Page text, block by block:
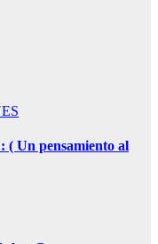
( Un pensamiento al